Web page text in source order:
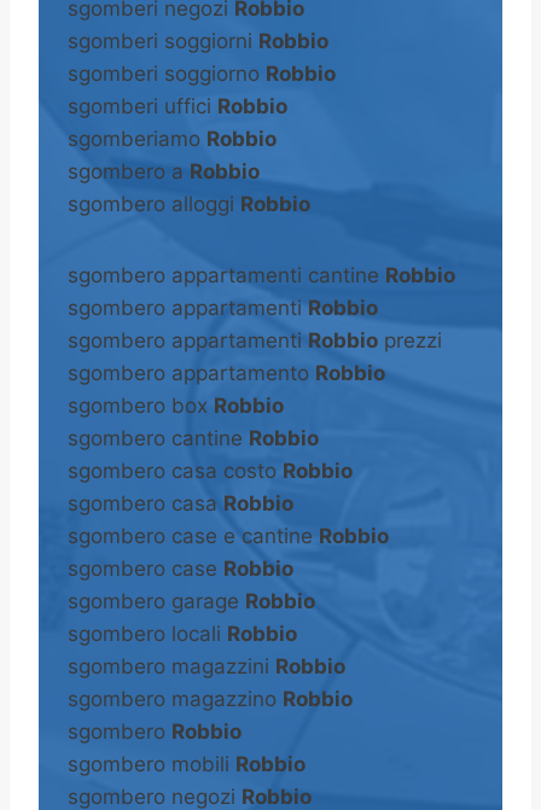
sgomberi negozi Robbio
sgomberi soggiorni Robbio
sgomberi soggiorno Robbio
sgomberi uffici Robbio
sgomberiamo Robbio
sgombero a Robbio
sgombero alloggi Robbio
sgombero appartamenti cantine Robbio
sgombero appartamenti Robbio
sgombero appartamenti Robbio prezzi
sgombero appartamento Robbio
sgombero box Robbio
sgombero cantine Robbio
sgombero casa costo Robbio
sgombero casa Robbio
sgombero case e cantine Robbio
sgombero case Robbio
sgombero garage Robbio
sgombero locali Robbio
sgombero magazzini Robbio
sgombero magazzino Robbio
sgombero Robbio
sgombero mobili Robbio
sgombero negozi Robbio